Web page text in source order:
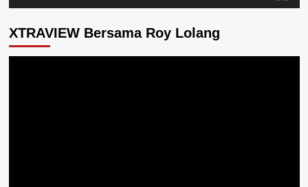
XTRAVIEW Bersama Roy Lolang